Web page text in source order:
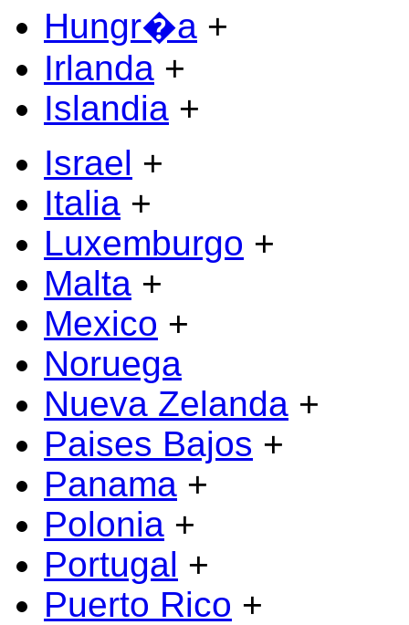
Hungr�a +
Irlanda +
Islandia +
Israel +
Italia +
Luxemburgo +
Malta +
Mexico +
Noruega
Nueva Zelanda +
Paises Bajos +
Panama +
Polonia +
Portugal +
Puerto Rico +